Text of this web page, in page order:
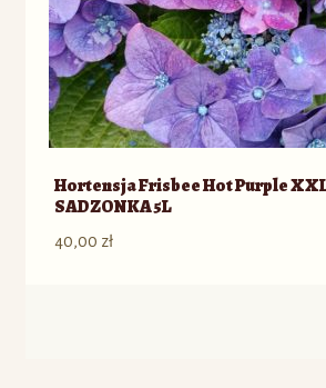
Hortensja Frisbee Hot Purple
SADZONKA 5L
40,00 zł